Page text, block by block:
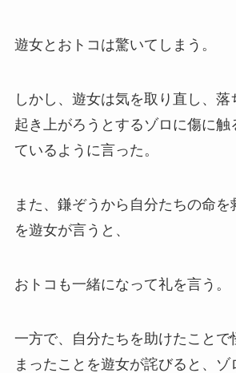
遊女とおトコは驚いてしまう。
しかし、遊女は気を取り直し、
起き上がろうとするゾロに傷に触
ているように言った。
また、鎌ぞうから自分たちの命
を遊女が言うと、
おトコも一緒になって礼を言う。
一方で、自分たちを助けたことで
まったことを遊女が詫びると、ゾ